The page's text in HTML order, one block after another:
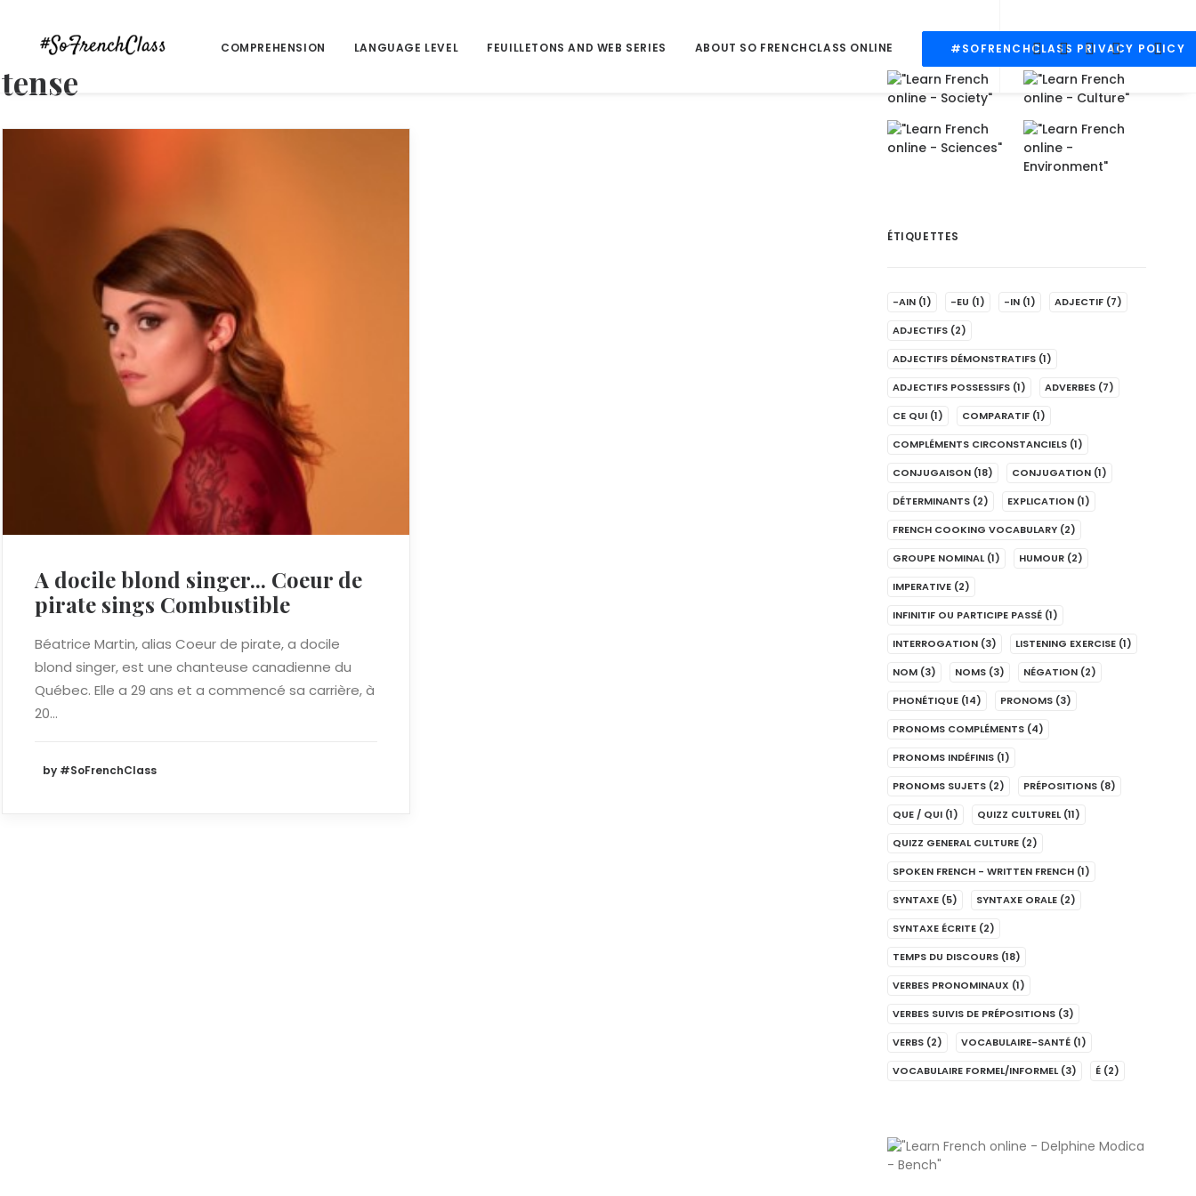
COMPREHENSION LANGUAGE LEVEL FEUILLETONS AND WEB SERIES ABOUT SO FRENCHCLASS ONLINE #SOFRENCHCLASS PRIVACY POLICY
tense
A docile blond singer... Coeur de
pirate sings Combustible
Béatrice Martin, alias Coeur de pirate, a docile
blond singer, est une chanteuse canadienne du
Québec. Elle a 29 ans et a commencé sa carrière, à
20…
by #SoFrenchClass
ÉTIQUETTES
-AIN (1) -EU (1) -IN (1) ADJECTIF (7)
ADJECTIFS (2)
ADJECTIFS DÉMONSTRATIFS (1)
ADJECTIFS POSSESSIFS (1) ADVERBES (7)
CE QUI (1) COMPARATIF (1)
COMPLÉMENTS CIRCONSTANCIELS (1)
CONJUGAISON (18) CONJUGATION (1)
DÉTERMINANTS (2) EXPLICATION (1)
FRENCH COOKING VOCABULARY (2)
GROUPE NOMINAL (1) HUMOUR (2)
IMPERATIVE (2)
INFINITIF OU PARTICIPE PASSÉ (1)
INTERROGATION (3) LISTENING EXERCISE (1)
NOM (3) NOMS (3) NÉGATION (2)
PHONÉTIQUE (14) PRONOMS (3)
PRONOMS COMPLÉMENTS (4)
PRONOMS INDÉFINIS (1)
PRONOMS SUJETS (2) PRÉPOSITIONS (8)
QUE / QUI (1) QUIZZ CULTUREL (11)
QUIZZ GENERAL CULTURE (2)
SPOKEN FRENCH - WRITTEN FRENCH (1)
SYNTAXE (5) SYNTAXE ORALE (2)
SYNTAXE ÉCRITE (2)
TEMPS DU DISCOURS (18)
VERBES PRONOMINAUX (1)
VERBES SUIVIS DE PRÉPOSITIONS (3)
VERBS (2) VOCABULAIRE-SANTÉ (1)
VOCABULAIRE FORMEL/INFORMEL (3) É (2)